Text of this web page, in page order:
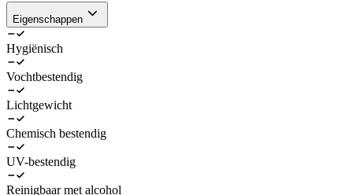
Eigenschappen
Hygiënisch
Vochtbestendig
Lichtgewicht
Chemisch bestendig
UV-bestendig
Reinigbaar met alcohol